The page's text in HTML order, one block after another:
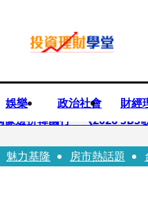
娛樂 政治社會 財經
像邊拚韓國行 《2026 SBS
條火急跳船？ 宏碁派任李
魅力基隆 房市熱話題